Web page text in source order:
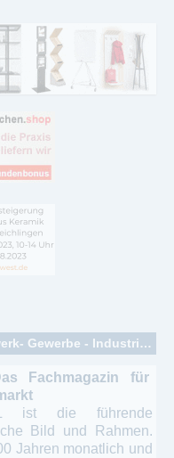
Zeitschriften zum Thema: Handwerk- Gewerbe - Industrie - Engineering
Fachmagazin für
ist die führende
Bild und Rahmen.
Jahren monatlich und